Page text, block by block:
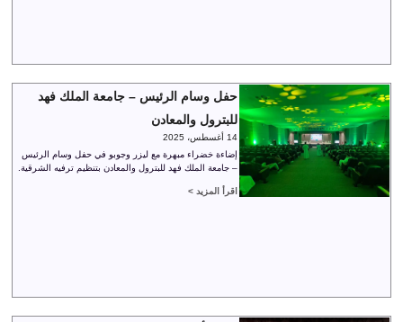
حفل وسام الرئيس – جامعة الملك فهد
للبترول والمعادن
14 أغسطس، 2025
إضاءة خضراء مبهرة مع ليزر وجوبو في حفل وسام الرئيس
– جامعة الملك فهد للبترول والمعادن بتنظيم ترفيه الشرقية.
اقرأ المزيد >